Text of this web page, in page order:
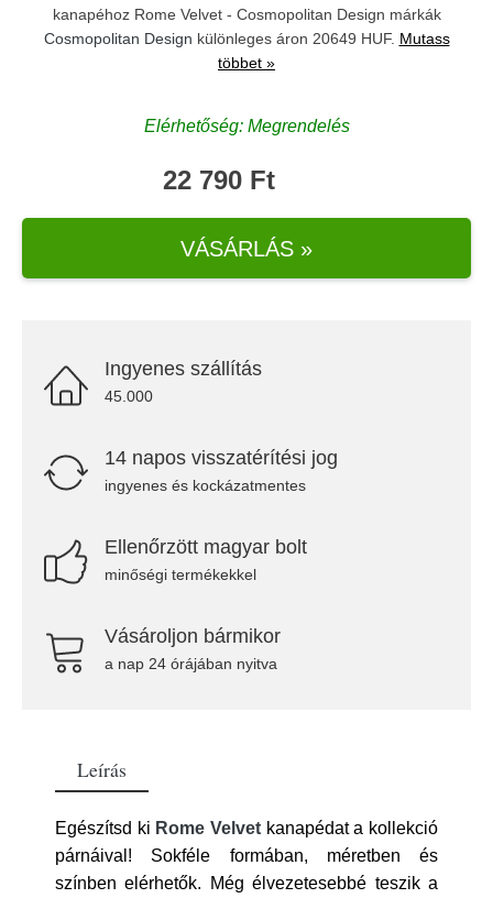
kanapéhoz Rome Velvet - Cosmopolitan Design márkák
Cosmopolitan Design különleges áron 20649 HUF. Mutass
többet »
Elérhetőség: Megrendelés
22 790 Ft
VÁSÁRLÁS »
Ingyenes szállítás
45.000
14 napos visszatérítési jog
ingyenes és kockázatmentes
Ellenőrzött magyar bolt
minőségi termékekkel
Vásároljon bármikor
a nap 24 órájában nyitva
Leírás
Egészítsd ki Rome Velvet kanapédat a kollekció
párnáival! Sokféle formában, méretben és
színben elérhetők. Még élvezetesebbé teszik a